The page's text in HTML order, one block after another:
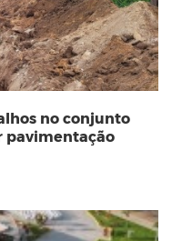
no conjunto
Morada do Sol que irá receber pavimentação